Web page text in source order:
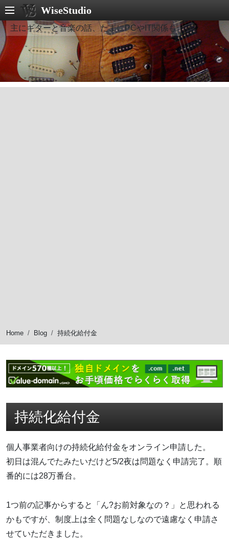
WiseStudio
主にギターと音楽の話、たまにPCやIT関係も
Home Blog 持続化給付金
持続化給付金
個人事業者向けの持続化給付金をオンライン申請した。
初日は混んでたみたいだけど5/2夜は問題なく申請完了。順
番的には28万番台。
1つ前の記事からすると「ん?お前対象なの？」と思われる
かもですが、制度上は全く問題なしなので遠慮なく申請さ
せていただきました。